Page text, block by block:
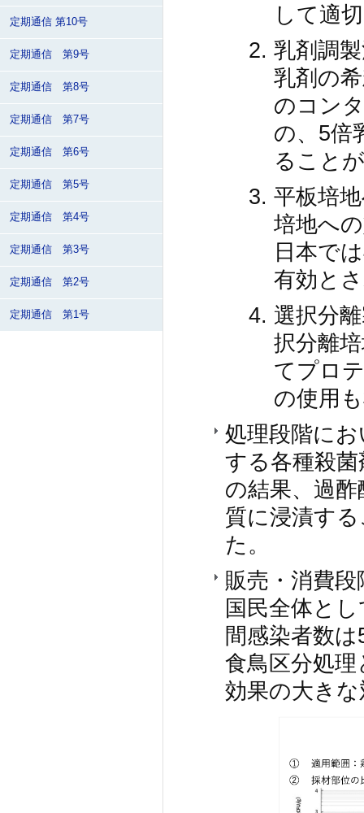
して適
乳剤調
乳剤の
のコン
の、5倍
ること
平板培
培地へ
日本で
有効と
選択分
択分離
てプロ
の使用
処理段階に
する各種殺
の結果、過
質に浸漬す
た。
販売・消費
国民全体と
間感染者数
食鳥区分処
効果の大き
定期通信 第10号
定期通信 第9号
定期通信 第8号
定期通信 第7号
定期通信 第6号
定期通信 第5号
定期通信 第4号
定期通信 第3号
定期通信 第2号
定期通信 第1号